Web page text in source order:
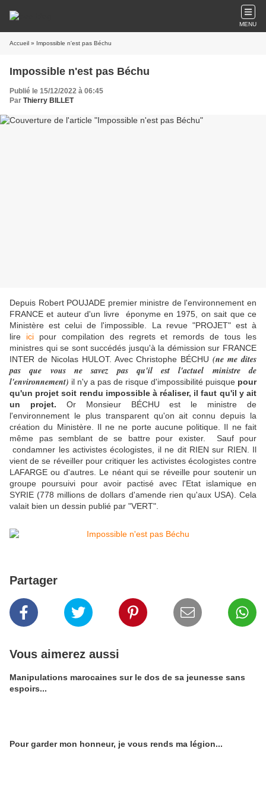
MENU
Accueil » Impossible n'est pas Béchu
Impossible n'est pas Béchu
Publié le 15/12/2022 à 06:45
Par Thierry BILLET
Depuis Robert POUJADE premier ministre de l'environnement en
FRANCE et auteur d'un livre éponyme en 1975, on sait que ce
Ministère est celui de l'impossible. La revue "PROJET" est à
lire icipour compilation des regrets et remords de tous les
ministres qui se sont succédés jusqu'à la démission sur FRANCE
INTER de Nicolas HULOT. Avec Christophe BÉCHU (ne me dites
pas que vous ne savez pas qu'il est l'actuel ministre de
l'environnement) il n'y a pas de risque d'impossibilité puisque pour
qu'un projet soit rendu impossible à réaliser, il faut qu'il y ait
un projet. Or Monsieur BÉCHU est le ministre de
l'environnement le plus transparent qu'on ait connu depuis la
création du Ministère. Il ne ne porte aucune politique. Il ne fait
même pas semblant de se battre pour exister. Sauf pour
condamner les activistes écologistes, il ne dit RIEN sur RIEN. Il
vient de se réveiller pour critiquer les activistes écologistes contre
LAFARGE ou d'autres. Le néant qui se réveille pour soutenir un
groupe poursuivi pour avoir pactisé avec l'Etat islamique en
SYRIE (778 millions de dollars d'amende rien qu'aux USA). Cela
valait bien un dessin publié par "VERT".
Partager
Vous aimerez aussi
Manipulations marocaines sur le dos de sa jeunesse sans
espoirs...
Pour garder mon honneur, je vous rends ma légion...